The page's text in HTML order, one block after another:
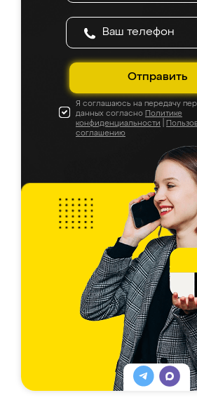
Отправить
Я соглашаюсь на передачу
данных согласно Политике
конфиденциальности
соглашению